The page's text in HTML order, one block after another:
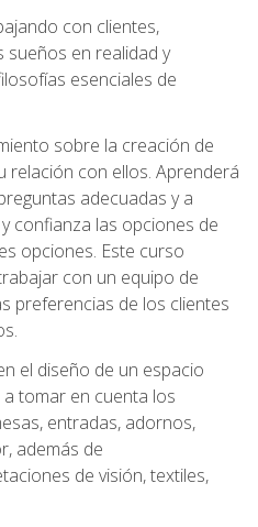
con clientes,
sueños en realidad y
esenciales de
sobre la creación de
relación con ellos. Aprenderá
adecuadas y a
confianza las opciones de
opciones. Este curso
con un equipo de
preferencias de los clientes
el diseño de un espacio
tomar en cuenta los
entradas, adornos,
además de
de visión, textiles,